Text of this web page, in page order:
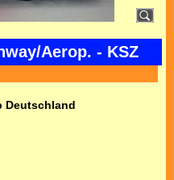
Aerop. - KSZ
Deutschland